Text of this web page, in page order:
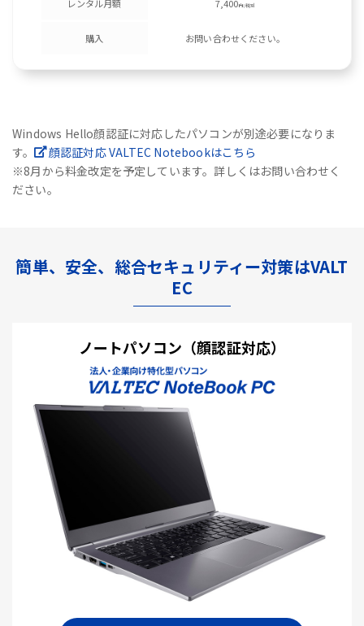
レンタル月額 7,400円/税別
購入 お問い合わせください。
Windows Hello顔認証に対応したパソコンが別途必要になりま
す。
顔認証対応 VALTEC Notebookはこちら
※8月から料金改定を予定しています。詳しくはお問い合わせく
ださい。
簡単、安全、総合セキュリティー対策はVALT
EC
ノートパソコン（顔認証対応）